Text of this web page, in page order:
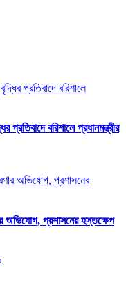
বরিশালে প্রধানমন্ত্রীর
অভিযোগ, প্রশাসনের হস্তক্ষেপ